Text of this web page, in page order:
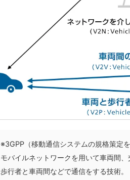
※3GPP（移動通信システムの規格策定
モバイルネットワークを用いて車両間
歩行者と車両間などで通信をする技術。